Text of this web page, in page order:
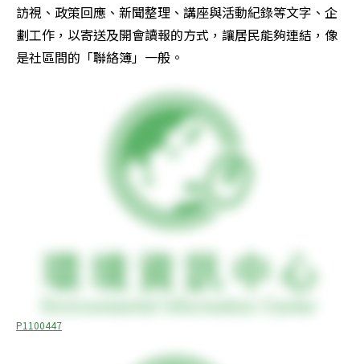
訪視、政策回應、新聞整理、講座與活動紀錄等文字、企
劃工作，以寄送及開會讀報的方式，讓居民能夠連結，像
是社區間的「聯絡簿」一般。
P1100447